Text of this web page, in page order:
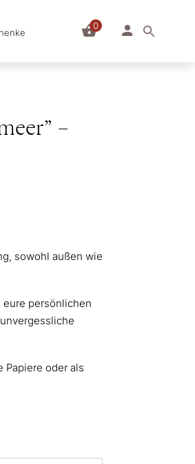
0
–
sowohl außen wie
eure persönlichen
Papiere oder als